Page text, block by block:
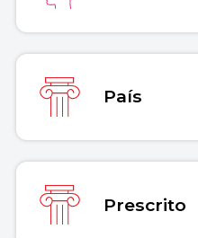
País
Prescrito